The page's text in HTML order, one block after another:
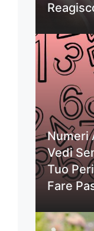
Numeri
Vedi
Tuo
Fare